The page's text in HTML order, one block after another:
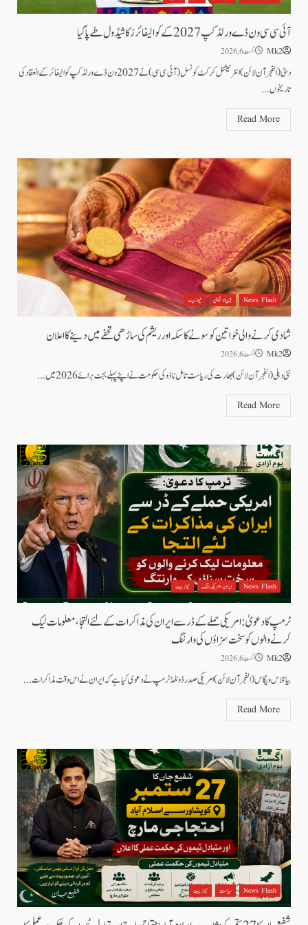
آئی سی سی ون ڈے ورلڈکپ 2027 کے کوالیفائرز کا شیڈول طے پاگیا
Mk2 اگست 6, 2026
دبئی (الفجرآن لائن) انٹرنیشنل کرکٹ کونسل(آئی سی سی)نے 2027 ون ڈے ورلڈکپ کوالیفائر کے انعقاد کی
تاریخوں...
Read More
News Flash بین الاقوامی نیوز بیٹ
شادی کرنے والی خواتین کو سونے کا سکہ اور ریشم کی ساڑھی تحفے میں دینے کا اعلان
Mk2 اگست 6, 2026
نئی دہلی(الفجر آن لائن)بھارت کی ریاست تامل ناڈو کی حکومت نے اپنے پہلے بجٹ برائے 2026 میں...
Read More
News Flash ایران - امریکہ جنگ نیوز بیٹ
ٹرمپ کا دعویٰ: امریکی حملے کے ڈر سے ایران کی مذاکرات کے لئے التجا، معلومات لیک
کرنے والوں کو سخت سزاؤں کی وارننگ
Mk2 اگست 6, 2026
بیانلاس ویگاس(الفجر آن لائن)امریکی صدر ڈونلڈ ٹرمپ نے دعوی کیا ہے کہ ایران نے اس وقت مذاکرات...
Read More
News Flash سیاست نیوز بیٹ